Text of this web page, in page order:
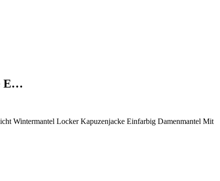
E…
Wintermantel Locker Kapuzenjacke Einfarbig Damenmantel Mit